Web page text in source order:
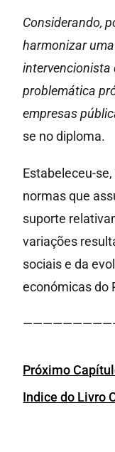
Considerando,
harmonizar
intervencionista
problemática
empresas
se no diploma.
Estabeleceu-
normas que
suporte
variações
sociais e da
económicas do
Próximo
Indice do Livro